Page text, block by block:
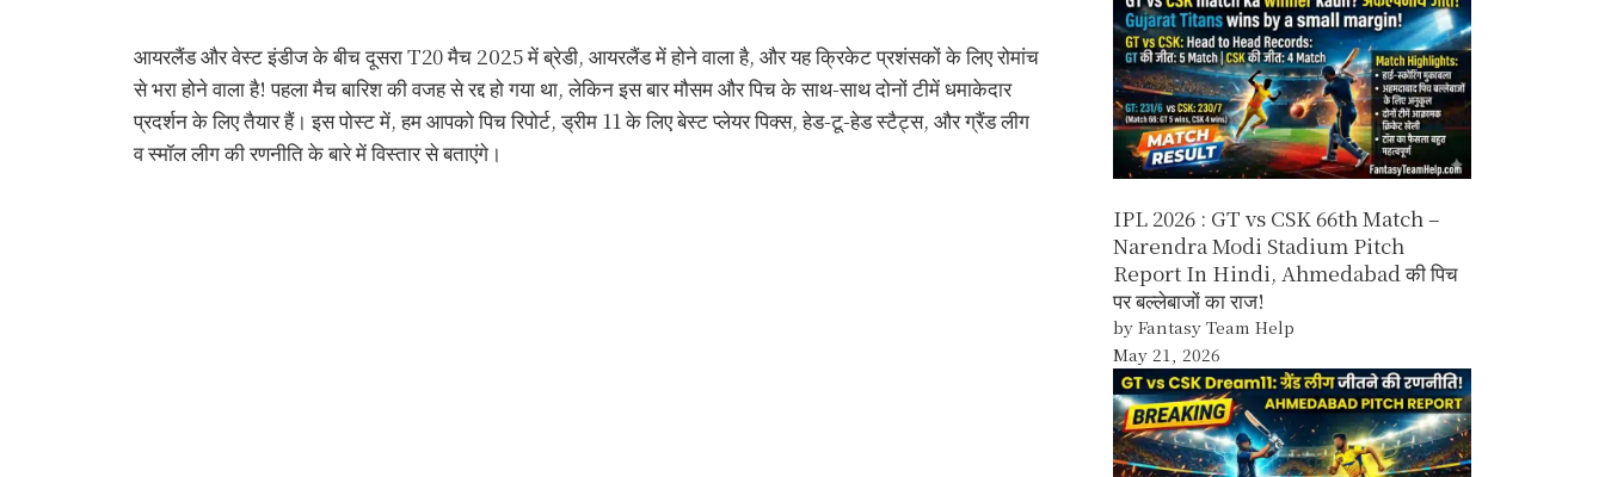
आयरलैंड और वेस्ट इंडीज के बीच दूसरा T20 मैच 2025 में ब्रेडी, आयरलैंड में होने वाला है, और यह क्रिकेट प्रशंसकों के लिए रोमांच
से भरा होने वाला है! पहला मैच बारिश की वजह से रद्द हो गया था, लेकिन इस बार मौसम और पिच के साथ-साथ दोनों टीमें धमाकेदार
प्रदर्शन के लिए तैयार हैं। इस पोस्ट में, हम आपको पिच रिपोर्ट, ड्रीम 11 के लिए बेस्ट प्लेयर पिक्स, हेड-टू-हेड स्टैट्स, और ग्रैंड लीग
व स्मॉल लीग की रणनीति के बारे में विस्तार से बताएंगे।
IPL 2026 : GT vs CSK 66th Match –
Narendra Modi Stadium Pitch
Report In Hindi, Ahmedabad की पिच
पर बल्लेबाजों का राज!
by Fantasy Team Help
May 21, 2026